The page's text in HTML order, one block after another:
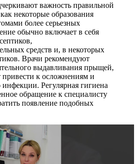
важность правильной
некоторые образования
более серьезных
обычно включает в себя
средств и, в некоторых
Врачи рекомендуют
выдавливания прыщей,
привести к осложнениям и
Регулярная гигиена
обращение к специалисту
появление подобных